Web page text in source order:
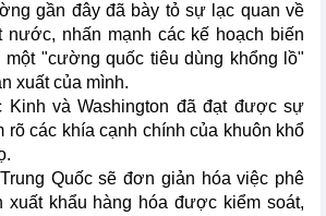
gần đây đã bày tỏ sự lạc quan về
nước, nhấn mạnh các kế hoạch biến
một "cường quốc tiêu dùng khổng lồ"
xuất của mình.
Kinh và Washington đã đạt được sự
rõ các khía cạnh chính của khuôn khổ
Quốc sẽ đơn giản hóa việc phê
xuất khẩu hàng hóa được kiểm soát,